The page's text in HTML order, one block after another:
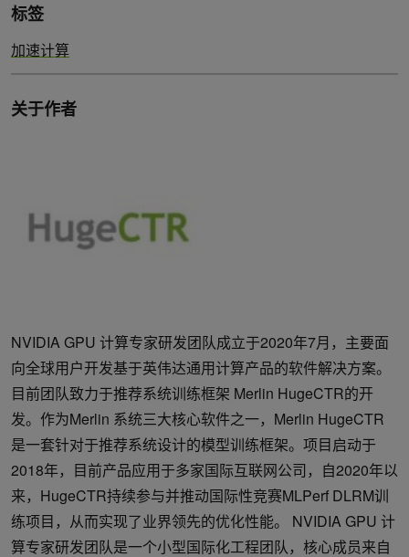
标签
加速计算
关于作者
NVIDIA GPU 计算专家研发团队成立于2020年7月，主要面
向全球用户开发基于英伟达通用计算产品的软件解决方案。
目前团队致力于推荐系统训练框架 Merlin HugeCTR的开
发。作为Merlin 系统三大核心软件之一，Merlin HugeCTR
是一套针对于推荐系统设计的模型训练框架。项目启动于
2018年，目前产品应用于多家国际互联网公司，自2020年以
来，HugeCTR持续参与并推动国际性竞赛MLPerf DLRM训
练项目，从而实现了业界领先的优化性能。 NVIDIA GPU 计
算专家研发团队是一个小型国际化工程团队，核心成员来自